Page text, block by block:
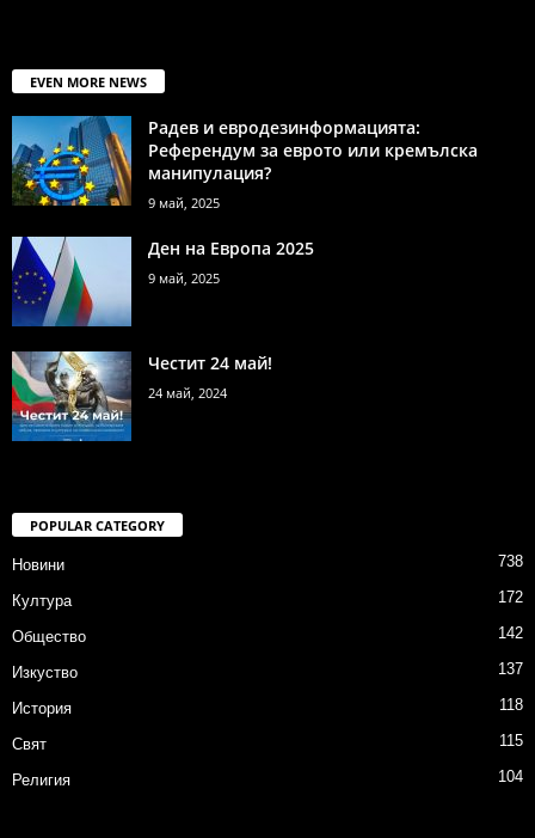
EVEN MORE NEWS
Радев и евродезинформацията:
Референдум за еврото или кремълска
манипулация?
9 май, 2025
Ден на Европа 2025
9 май, 2025
Честит 24 май!
24 май, 2024
POPULAR CATEGORY
Новини 738
Култура 172
Общество 142
Изкуство 137
История 118
Свят 115
Религия 104